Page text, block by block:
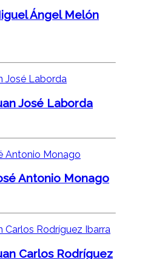
Ángel Melón
José Laborda
Antonio Monago
Carlos Rodríguez